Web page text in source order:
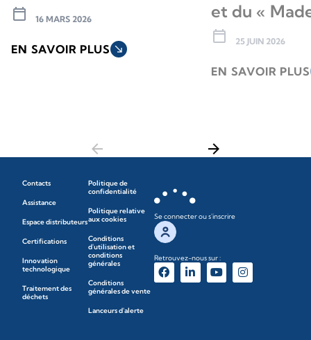
calendar_today 16 MARS 2026
EN SAVOIR PLUS south_east
et du «
calendar_today 25 JUIN 2026
EN SAVOIR PLUS
arrow_back arrow_forward
Contacts
Assistance
Espace distributeurs
Certifications
Innovation
technologique
Traitement des
déchets
Politique de
confidentialité
Politique relative
aux cookies
Conditions
d'utilisation et
conditions
générales
Conditions
générales de vente
Lanceurs d'alerte
Se connecter ou s'inscrire
Retrouvez-nous sur :